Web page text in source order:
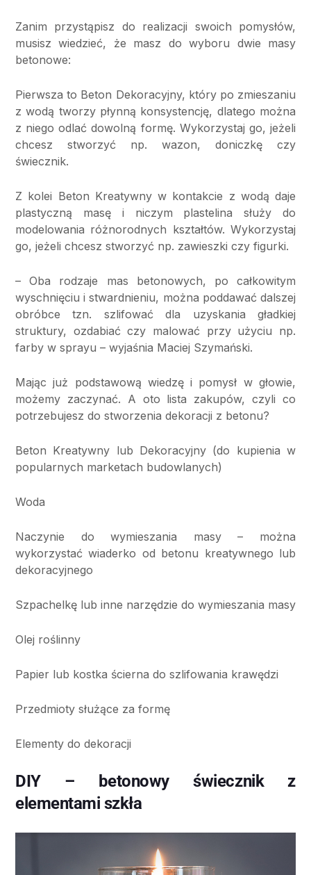
Zanim przystąpisz do realizacji swoich pomysłów,
musisz wiedzieć, że masz do wyboru dwie masy
betonowe:
Pierwsza to Beton Dekoracyjny, który po zmieszaniu
z wodą tworzy płynną konsystencję, dlatego można
z niego odlać dowolną formę. Wykorzystaj go, jeżeli
chcesz stworzyć np. wazon, doniczkę czy
świecznik.
Z kolei Beton Kreatywny w kontakcie z wodą daje
plastyczną masę i niczym plastelina służy do
modelowania różnorodnych kształtów. Wykorzystaj
go, jeżeli chcesz stworzyć np. zawieszki czy figurki.
– Oba rodzaje mas betonowych, po całkowitym
wyschnięciu i stwardnieniu, można poddawać dalszej
obróbce tzn. szlifować dla uzyskania gładkiej
struktury, ozdabiać czy malować przy użyciu np.
farby w sprayu – wyjaśnia Maciej Szymański.
Mając już podstawową wiedzę i pomysł w głowie,
możemy zaczynać. A oto lista zakupów, czyli co
potrzebujesz do stworzenia dekoracji z betonu?
Beton Kreatywny lub Dekoracyjny (do kupienia w
popularnych marketach budowlanych)
Woda
Naczynie do wymieszania masy – można
wykorzystać wiaderko od betonu kreatywnego lub
dekoracyjnego
Szpachelkę lub inne narzędzie do wymieszania masy
Olej roślinny
Papier lub kostka ścierna do szlifowania krawędzi
Przedmioty służące za formę
Elementy do dekoracji
DIY – betonowy świecznik z
elementami szkła